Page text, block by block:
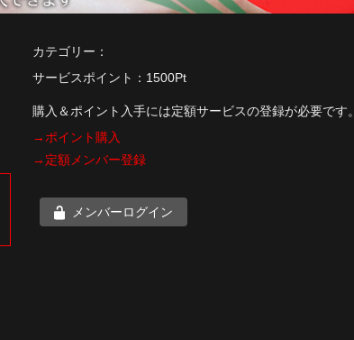
カテゴリー：
サービスポイント：1500Pt
購入＆ポイント入手には定額サービスの登録が必要です。
→ポイント購入
→定額メンバー登録
メンバーログイン